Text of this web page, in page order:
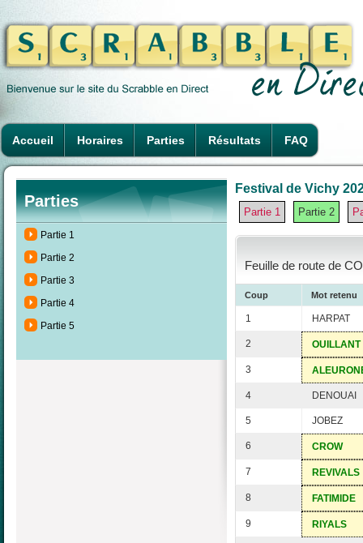
Accueil Horaires Parties Résultats FAQ
Parties
Partie 1
Partie 2
Partie 3
Partie 4
Partie 5
Festival de Vichy
Partie 1 Partie 2
Feuille de route de
Coup Mot retenu
1 HARPAT
2 OUILLANT
3
4 DENOUAI
5 JOBEZ
6 CROW
7 REVIVALS
8 FATIMIDE
9 RIYALS